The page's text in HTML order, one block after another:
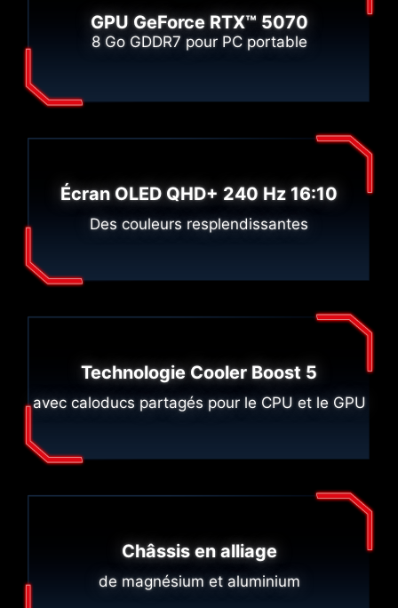
GPU GeForce RTX™ 5070
8 Go GDDR7 pour PC portable
Écran OLED QHD+ 240 Hz 16:10
Des couleurs resplendissantes
Technologie Cooler Boost 5
avec caloducs partagés pour le CPU et le GPU
Châssis en alliage
de magnésium et aluminium